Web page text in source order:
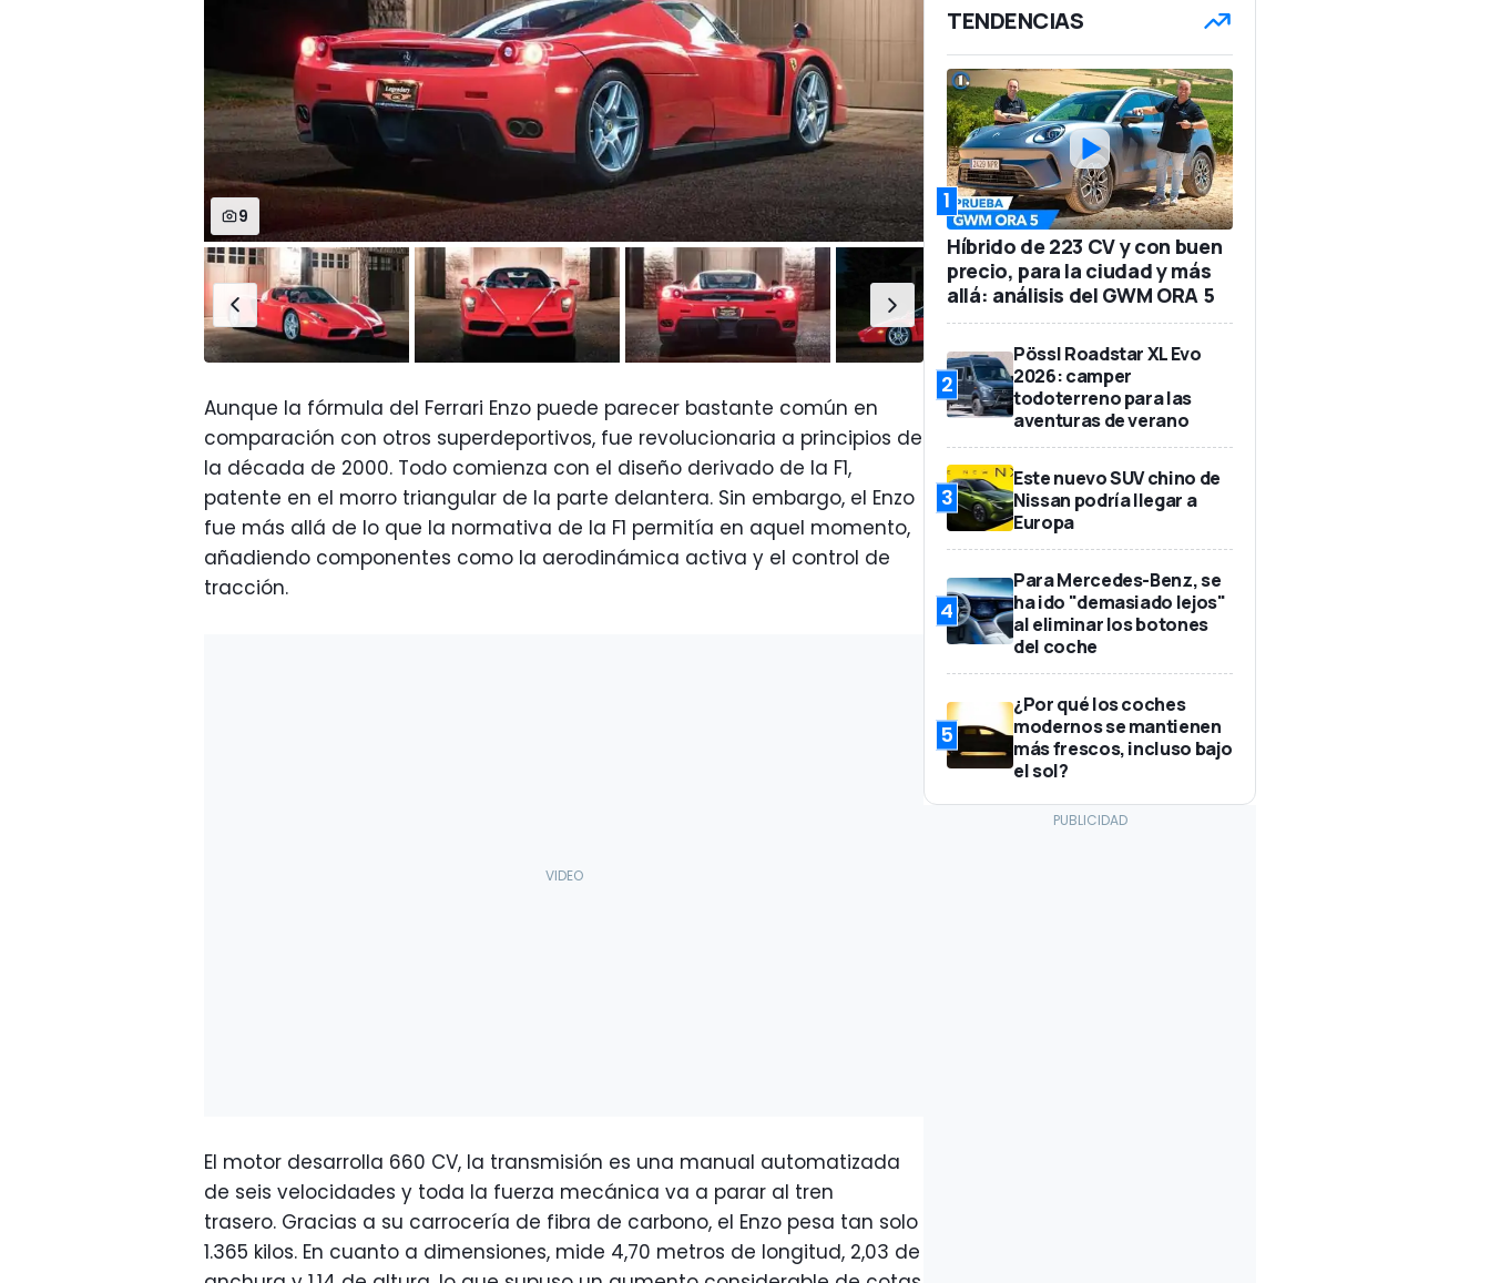
9
Aunque la fórmula del Ferrari Enzo puede parecer bastante común en
comparación con otros superdeportivos, fue revolucionaria a principios de
la década de 2000. Todo comienza con el diseño derivado de la F1,
patente en el morro triangular de la parte delantera. Sin embargo, el Enzo
fue más allá de lo que la normativa de la F1 permitía en aquel momento,
añadiendo componentes como la aerodinámica activa y el control de
tracción.
El motor desarrolla 660 CV, la transmisión es una manual automatizada
de seis velocidades y toda la fuerza mecánica va a parar al tren
trasero. Gracias a su carrocería de fibra de carbono, el Enzo pesa tan solo
1.365 kilos. En cuanto a dimensiones, mide 4,70 metros de longitud, 2,03 de
TENDENCIAS
1
Híbrido de 223 CV y con buen
precio, para la ciudad y más
allá: análisis del GWM ORA 5
2
Pössl Roadstar XL Evo
2026: camper
todoterreno para las
aventuras de verano
3
Este nuevo SUV chino de
Nissan podría llegar a
Europa
4
Para Mercedes-Benz, se
ha ido "demasiado lejos"
al eliminar los botones
del coche
5
¿Por qué los coches
modernos se mantienen
más frescos, incluso bajo
el sol?